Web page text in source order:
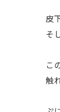
皮
そ
こ
触